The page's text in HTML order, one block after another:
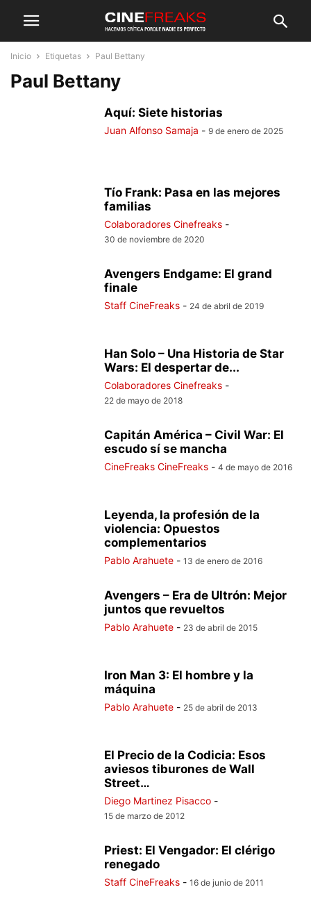
Inicio Etiquetas Paul Bettany
Paul Bettany
Aquí: Siete historias
Juan Alfonso Samaja - 9 de enero de 2025
Tío Frank: Pasa en las mejores
familias
Colaboradores Cinefreaks -
30 de noviembre de 2020
Avengers Endgame: El grand
finale
Staff CineFreaks - 24 de abril de 2019
Han Solo – Una Historia de Star
Wars: El despertar de...
Colaboradores Cinefreaks -
22 de mayo de 2018
Capitán América – Civil War: El
escudo sí se mancha
CineFreaks CineFreaks - 4 de mayo de 2016
Leyenda, la profesión de la
violencia: Opuestos
complementarios
Pablo Arahuete - 13 de enero de 2016
Avengers – Era de Ultrón: Mejor
juntos que revueltos
Pablo Arahuete - 23 de abril de 2015
Iron Man 3: El hombre y la
máquina
Pablo Arahuete - 25 de abril de 2013
El Precio de la Codicia: Esos
aviesos tiburones de Wall
Street…
Diego Martinez Pisacco -
15 de marzo de 2012
Priest: El Vengador: El clérigo
renegado
Staff CineFreaks - 16 de junio de 2011